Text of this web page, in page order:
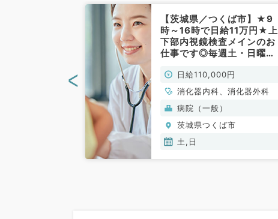
【茨城県／つくば市】★9
時～16時で日給11万円★上
下部内視鏡検査メインのお
仕事です◎毎週土・日曜日
科／非常勤）
日給110,000円
消化器内科、消化器外科
病院（一般）
茨城県つくば市
土,日
<